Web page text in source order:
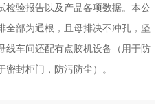
验报告以及产品各项数据。 本公
全部为通根，且母排决不冲孔，坚
线车间还配有点胶机设备（用于防
封柜门，防污防尘）。